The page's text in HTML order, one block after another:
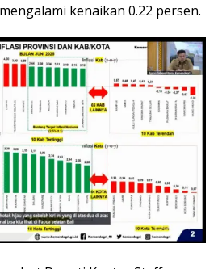
kenaikan 0.22 persen.